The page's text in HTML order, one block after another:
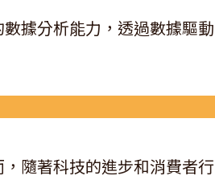
據分析能力，透過數據驅動
隨著科技的進步和消費者行